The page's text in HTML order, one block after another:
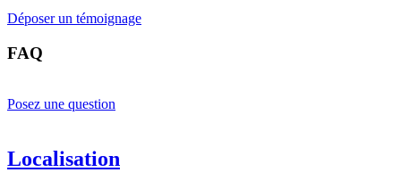
Déposer un témoignage
FAQ
Posez une question
Localisation